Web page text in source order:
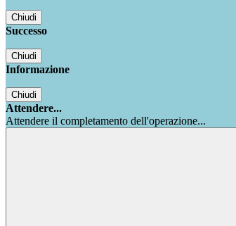
Chiudi
Successo
Chiudi
Informazione
Chiudi
Attendere...
Attendere il completamento dell'operazione...